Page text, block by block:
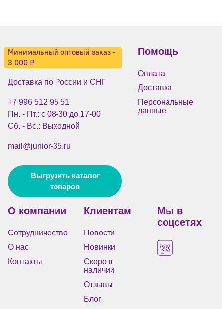
Минимальный оптовый заказ -
3 000 ₽
Доставка по России и СНГ
+7 996 512 95 51
Пн. - Пт.: с 08-30 до 17-00
Сб. - Вс.: Выходной
mail@junior-35.ru
Выгрузить каталог
товаров
Помощь
Оплата
Доставка
Персональные
данные
О компании
Сотрудничество
О нас
Контакты
Клиентам
Новости
Новинки
Скоро в
наличии
Отзывы
Блог
Мы в
соцсетях